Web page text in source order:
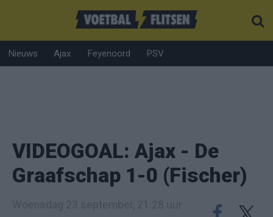
Nieuws Ajax Feyenoord PSV
VIDEOGOAL: Ajax - De
Graafschap 1-0 (Fischer)